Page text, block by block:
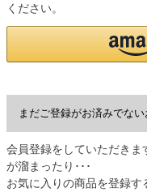
ください。
まだご登録がお済みでない
会員登録をしていただきま
が溜まったり･･･
お気に入りの商品を登録す